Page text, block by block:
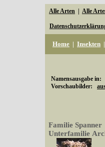
Alle Arten Alle
Home | Insekten |
Namensausgabe in:
Vorschaubilder:
Familie
Unterfamilie